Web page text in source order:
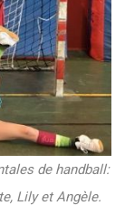
de handball:
Lily et Angèle.